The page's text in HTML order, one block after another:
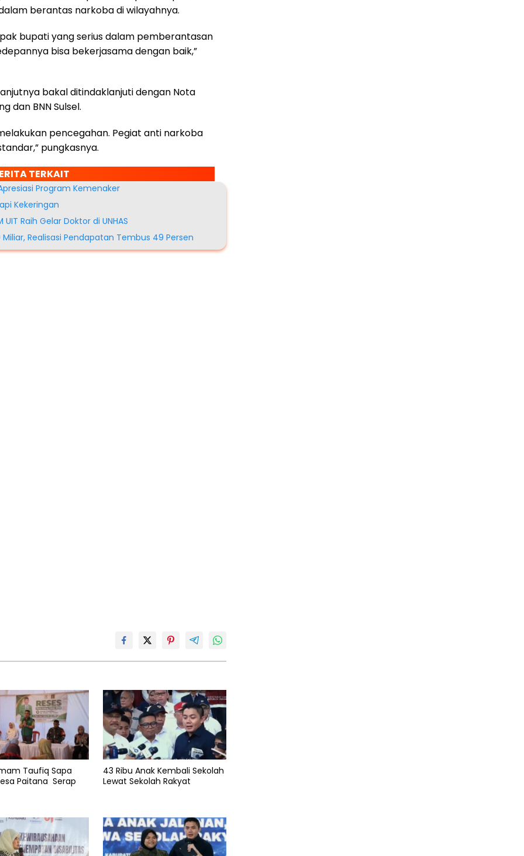
berantas narkoba di wilayahnya.
bupati yang serius dalam pemberantasan
bisa bekerjasama dengan baik,”
bakal ditindaklanjuti dengan Nota
dan BNN Sulsel.
pencegahan. Pegiat anti narkoba
pungkasnya.
TERKAIT
Program Kemenaker
Kekeringan
Raih Gelar Doktor di UNHAS
Realisasi Pendapatan Tembus 49 Persen
Taufiq Sapa
Paitana Serap
43 Ribu Anak Kembali Sekolah
Lewat Sekolah Rakyat